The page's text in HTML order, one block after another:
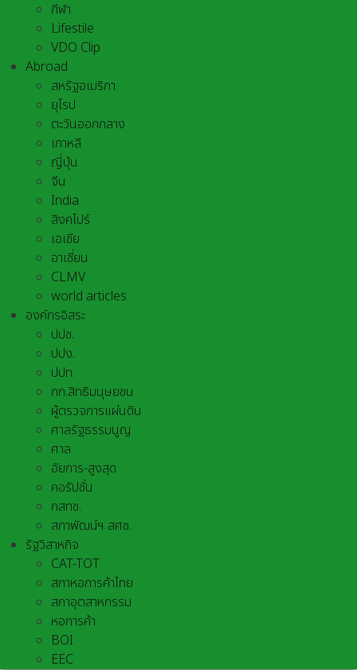
กีฬา
Lifestile
VDO Clip
Abroad
สหรัฐอเมริกา
ยุโรป
ตะวันออกกลาง
เกาหลี
ญี่ปุ่น
จีน
India
สิงคโปร์
เอเชีย
อาเชี่ยน
CLMV
world articles
องค์กรอิสระ
ปปช.
ปปง.
ปปท.
กก.สิทธิมนุษยชน
ผู้ตรวจการแผ่นดิน
ศาลรัฐธรรมนูญ
ศาล
อัยการ-สูงสุด
คอรัปชั่น
กสทช.
สภาพัฒน์ฯ สศช.
รัฐวิสาหกิจ
CAT-TOT
สภาหอการค้าไทย
สภาอุตสาหกรรม
หอการค้า
BOI
EEC